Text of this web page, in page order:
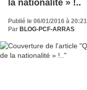
la nationalité » !..
Publié le 06/01/2016 à 20:21
Par BLOG-PCF-ARRAS